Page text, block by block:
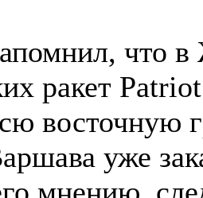
что в
ракет
восточную
уже